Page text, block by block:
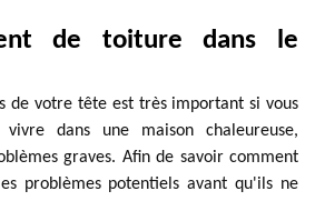
de toiture dans le
de votre tête est très important si vous
dans une maison chaleureuse,
graves. Afin de savoir comment
problèmes potentiels avant qu'ils ne